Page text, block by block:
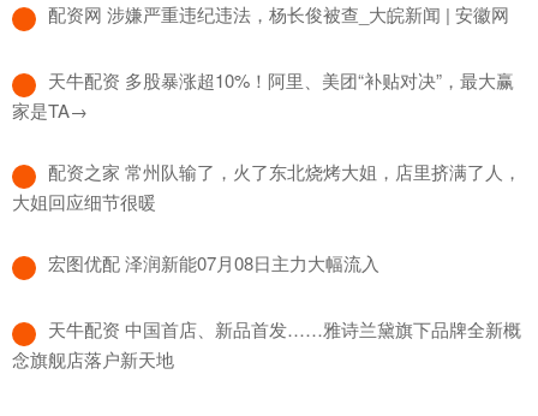
​配资网 涉嫌严重违纪违法，杨长俊被查_大皖新闻 | 安徽网
​天牛配资 多股暴涨超10%！阿里、美团“补贴对决”，最大赢
家是TA→
​配资之家 常州队输了，火了东北烧烤大姐，店里挤满了人，
大姐回应细节很暖
​宏图优配 泽润新能07月08日主力大幅流入
​天牛配资 中国首店、新品首发……雅诗兰黛旗下品牌全新概
念旗舰店落户新天地